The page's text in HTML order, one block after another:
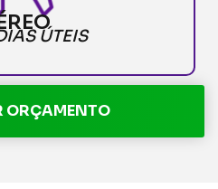
ÚTEIS
ORÇAMENTO